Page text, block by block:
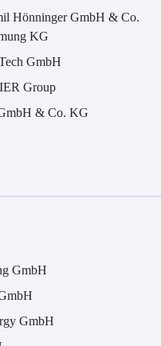
Hönninger GmbH & Co.
KG
GmbH
Group
& Co. KG
GmbH
GmbH